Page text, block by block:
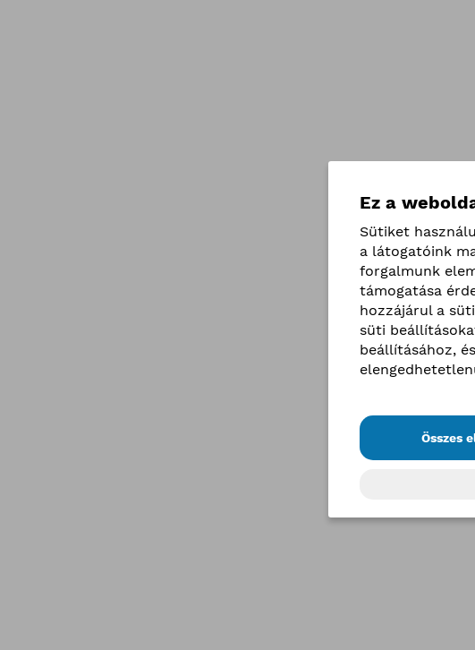
Ez a
Sütiket
a látogatóink
forgalmunk
támogatása
hozzájárul a
süti
beállításához,
Összes